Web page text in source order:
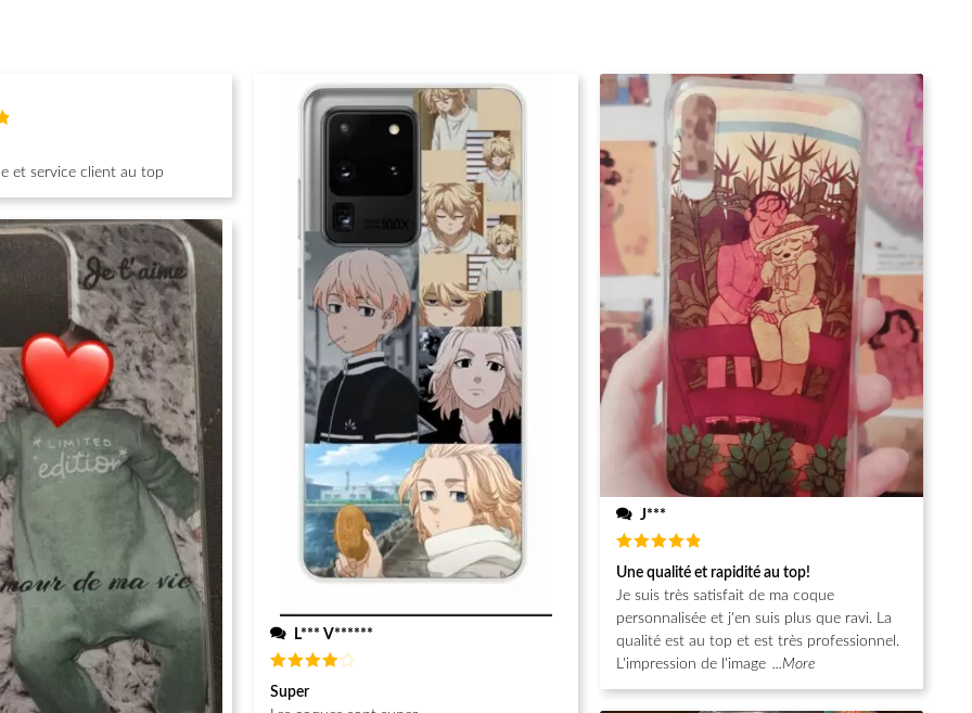
et service client au top
L*** V******
Note
sur 5
Super
J***
Note
sur 5
Une qualité et rapidité au top!
Je suis très satisfait de ma coque
personnalisée et j'en suis plus que ravi. La
qualité est au top et est très professionnel.
L'impression de l'image ...More